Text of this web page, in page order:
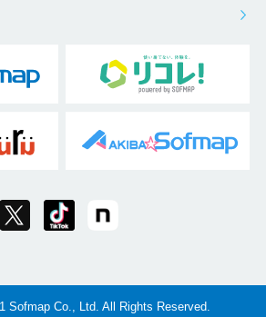
Sofmap Co., Ltd. All Rights Reserved.